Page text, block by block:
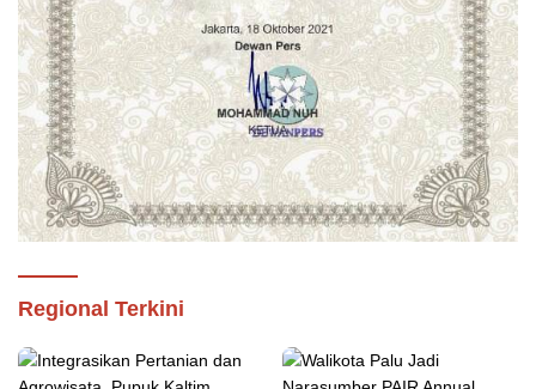
Regional Terkini